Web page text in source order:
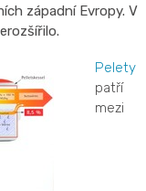
západní Evropy. V
Pelety
patří
mezi